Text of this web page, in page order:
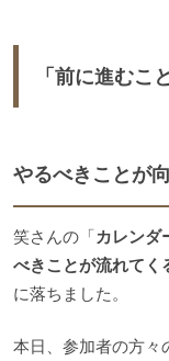
「前に進むこ
やるべきことが
笑さんの「カレンダ
べきことが流れてく
に落ちました。
本日、参加者の方々